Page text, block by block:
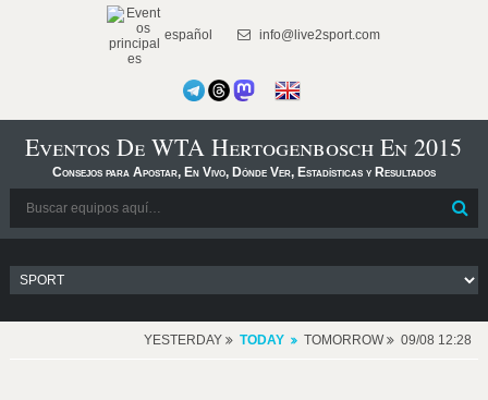
español info@live2sport.com
Eventos De WTA Hertogenbosch En 2015
Consejos para Apostar, En Vivo, Dónde Ver, Estadísticas y Resultados
YESTERDAY TODAY TOMORROW 09/08 12:28